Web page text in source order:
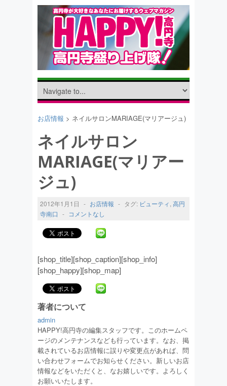
お店情報 > ネイルサロンMARIAGE(マリアージュ)
ネイルサロン
MARIAGE(マリアー
ジュ)
2012年1月1日 - お店情報 - タグ: ビューティ, 高円
寺南口 - コメントなし
[shop_title][shop_caption][shop_info]
[shop_happy][shop_map]
著者について
admin
HAPPY!高円寺の編集スタッフです。このホームペ
ージのメンテナンスなども行っています。なお、掲
載されているお店情報に誤りや変更点があれば、問
い合わせフォームでお知らせください。新しいお店
情報などをいただくと、なお嬉しいです。よろしく
お願いいたします。